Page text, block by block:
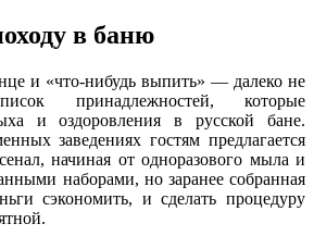
в баню
и «что-нибудь выпить» — далеко не
принадлежностей, которые
и оздоровления в русской бане.
заведениях гостям предлагается
начиная от одноразового мыла и
наборами, но заранее собранная
сэкономить, и сделать процедуру